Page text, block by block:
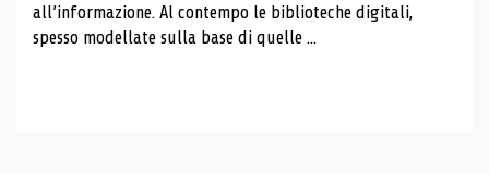
all’informazione. Al contempo le biblioteche digitali,
spesso modellate sulla base di quelle ...